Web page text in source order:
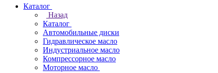
Каталог
Назад
Каталог
Автомобильные диски
Гидравлическое масло
Индустриальное масло
Компрессорное масло
Моторное масло